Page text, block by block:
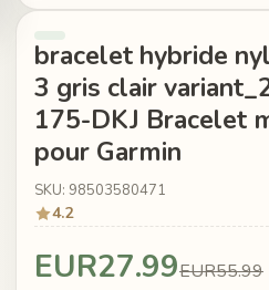
bracelet hybride
3 gris clair
175-DKJ Bracelet
pour Garmin
SKU: 98503580471
4.2
EUR27.99EUR55.99